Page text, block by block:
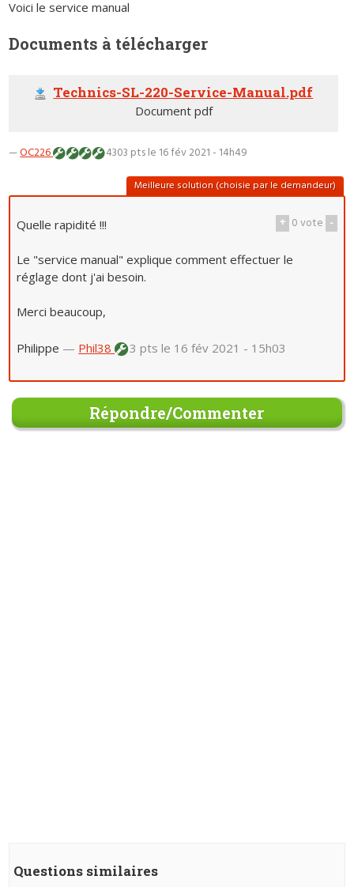
Voici le service manual
Documents à télécharger
Technics-SL-220-Service-Manual.pdf
Document pdf
—OC226 4303 ptsle 16 fév 2021 - 14h49
Meilleure solution (choisie par le demandeur)
+ 0vote -
Quelle rapidité !!!
Le "service manual" explique comment effectuer le
réglage dont j'ai besoin.
Merci beaucoup,
Philippe — Phil38 3 ptsle 16 fév 2021 - 15h03
Répondre/Commenter
Questions similaires